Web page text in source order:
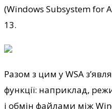
(Windows Subsystem for
13.
Разом з цим у WSA
функції: наприклад,
і обмін файлами між